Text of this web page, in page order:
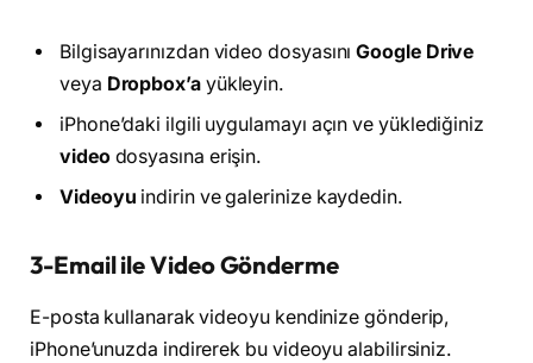
Bilgisayarınızdan video dosyasınıGoogle Drive
veya Dropbox’a yükleyin.
iPhone’daki ilgili uygulamayı açın ve yüklediğiniz
video dosyasına erişin.
Videoyu indirin ve galerinize kaydedin.
3-Email ile Video Gönderme
E-posta kullanarak videoyu kendinize gönderip,
iPhone’unuzda indirerek bu videoyu alabilirsiniz.